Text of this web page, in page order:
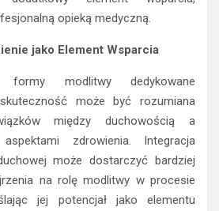
opieką medyczną.
jako Element Wsparcia
formy modlitwy dedykowane
może być rozumiana
między duchowością a
aspektami zdrowienia. Integracja
może dostarczyć bardziej
na rolę modlitwy w procesie
jej potencjał jako elementu